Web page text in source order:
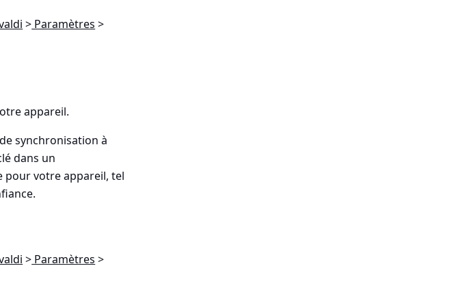
> Paramètres >
appareil.
synchronisation à
dans un
pour votre appareil, tel
> Paramètres >